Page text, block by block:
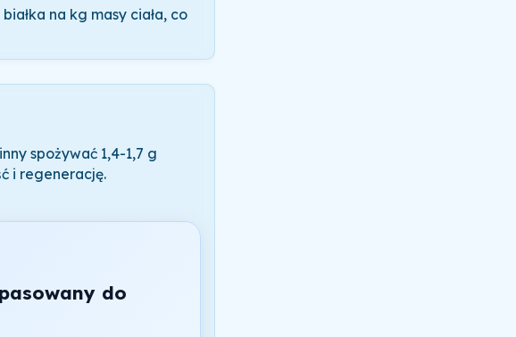
na kg masy ciała, co
spożywać 1,4-1,7 g
i regenerację.
do